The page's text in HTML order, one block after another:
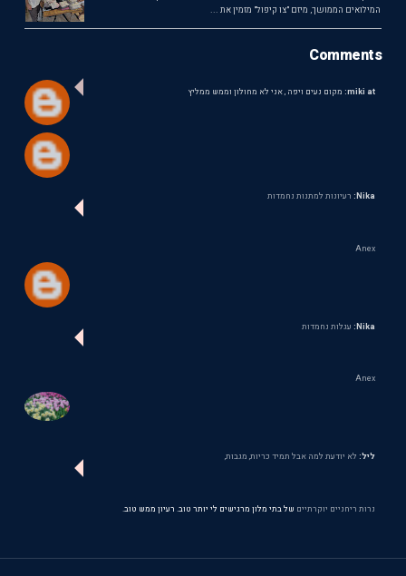
המילואים הממושך, מיזם "צו קיפול" מזמין את ...
Comments
miki at: מקום נעים ויפה , אני לא מחולון וממש ממליץ
Nika: רעיונות למתנות נחמדות
Anex
Nika: עגלות נחמדות
Anex
ליל: לא יודעת למה אבל תמיד כריות, מגבות,
נרות ריחניים יוקרתיים של בתי מלון מרגישים לי יותר טוב. רעיון ממש טוב.